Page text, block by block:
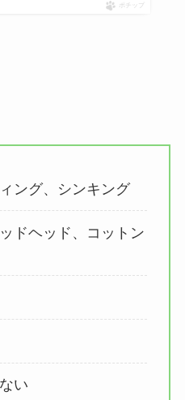
ポチップ
ング、シンキング
ドヘッド、コットン
い